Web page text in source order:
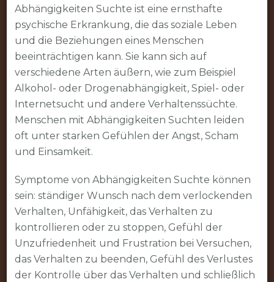
Abhängigkeiten Suchte ist eine ernsthafte
psychische Erkrankung, die das soziale Leben
und die Beziehungen eines Menschen
beeinträchtigen kann. Sie kann sich auf
verschiedene Arten äußern, wie zum Beispiel
Alkohol- oder Drogenabhängigkeit, Spiel- oder
Internetsucht und andere Verhaltenssüchte.
Menschen mit Abhängigkeiten Suchten leiden
oft unter starken Gefühlen der Angst, Scham
und Einsamkeit.
Symptome von Abhängigkeiten Suchte können
sein: ständiger Wunsch nach dem verlockenden
Verhalten, Unfähigkeit, das Verhalten zu
kontrollieren oder zu stoppen, Gefühl der
Unzufriedenheit und Frustration bei Versuchen,
das Verhalten zu beenden, Gefühl des Verlustes
der Kontrolle über das Verhalten und schließlich